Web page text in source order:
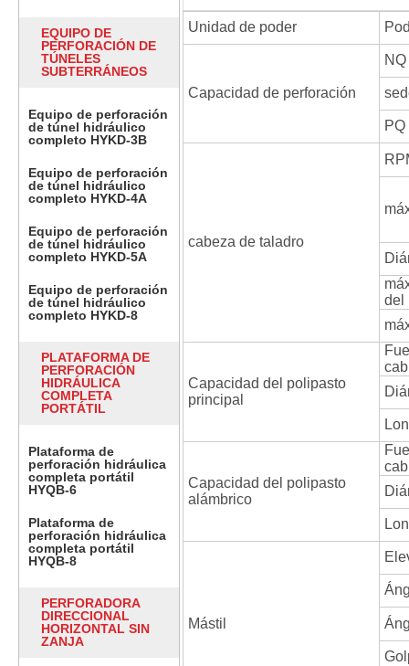
EQUIPO DE
PERFORACIÓN DE
TÚNELES
SUBTERRÁNEOS
Equipo de perforación
de túnel hidráulico
completo HYKD-3B
Equipo de perforación
de túnel hidráulico
completo HYKD-4A
Equipo de perforación
de túnel hidráulico
completo HYKD-5A
Equipo de perforación
de túnel hidráulico
completo HYKD-8
PLATAFORMA DE
PERFORACIÓN
HIDRÁULICA
COMPLETA
PORTÁTIL
Plataforma de
perforación hidráulica
completa portátil
HYQB-6
Plataforma de
perforación hidráulica
completa portátil
HYQB-8
PERFORADORA
DIRECCIONAL
HORIZONTAL SIN
ZANJA
Unidad de poder
Capacidad de perforación
NQ
PQ
cabeza de taladro
del
Capacidad del polipasto
principal
Capacidad del polipasto
alámbrico
Mástil